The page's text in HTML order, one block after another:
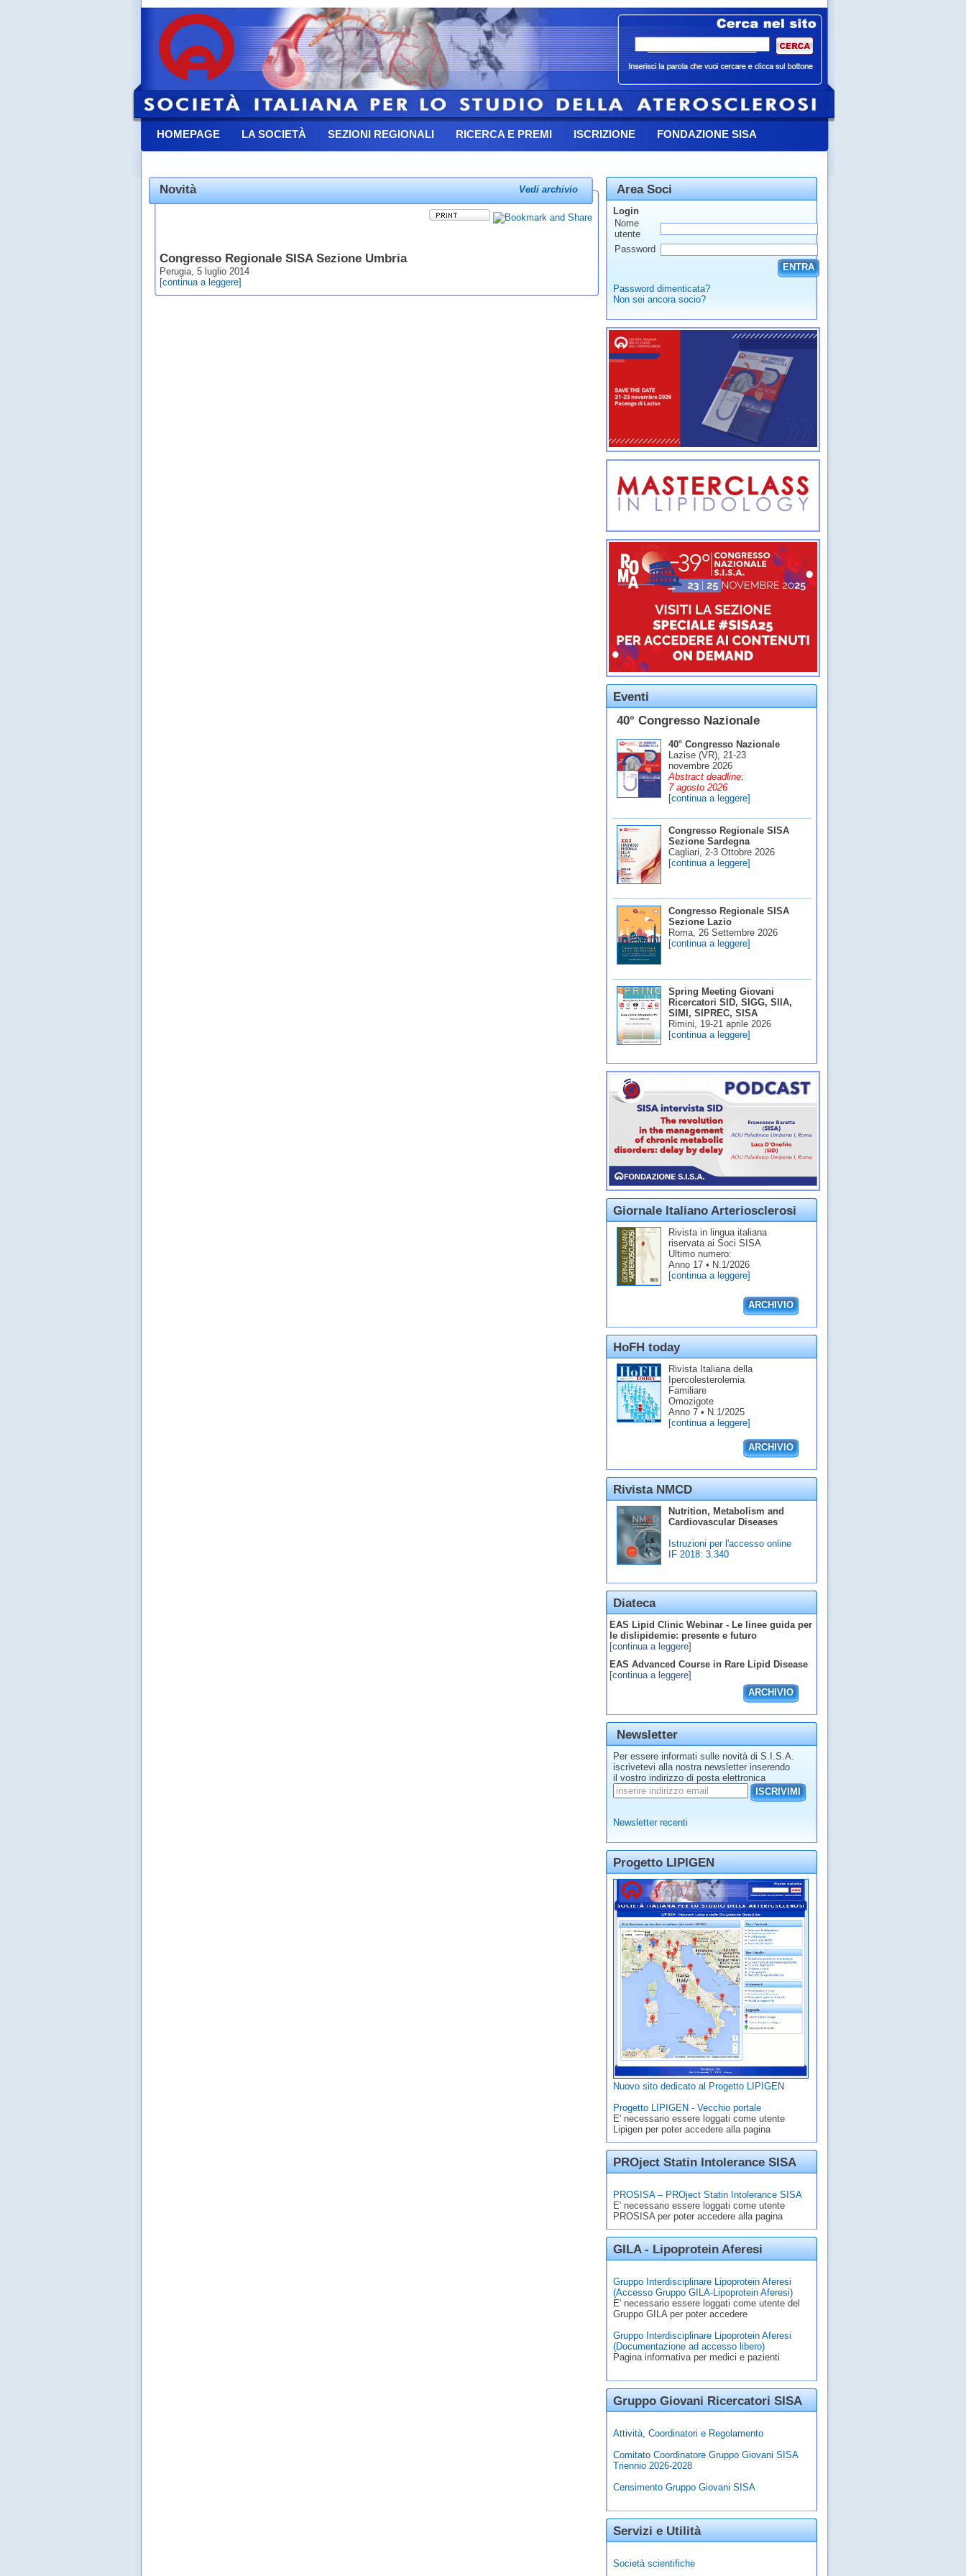
HOMEPAGE LA SOCIETÀ SEZIONI REGIONALI RICERCA E PREMI ISCRIZIONE FONDAZIONE SISA
Novità Vedi archivio
Congresso Regionale SISA Sezione Umbria
Perugia, 5 luglio 2014
[continua a leggere]
Area Soci
Login
Nome
utente
Password
ENTRA
Password dimenticata?
Non sei ancora socio?
Eventi
40° Congresso Nazionale
40° Congresso Nazionale
Lazise (VR), 21-23
novembre 2026
Abstract deadline:
7 agosto 2026
[continua a leggere]
Congresso Regionale SISA
Sezione Sardegna
Cagliari, 2-3 Ottobre 2026
[continua a leggere]
Congresso Regionale SISA
Sezione Lazio
Roma, 26 Settembre 2026
[continua a leggere]
Spring Meeting Giovani
Ricercatori SID, SIGG, SIIA,
SIMI, SIPREC, SISA
Rimini, 19-21 aprile 2026
[continua a leggere]
Giornale Italiano Arteriosclerosi
Rivista in lingua italiana
riservata ai Soci SISA
Ultimo numero:
Anno 17 • N.1/2026
[continua a leggere]
ARCHIVIO
HoFH today
Rivista Italiana della
Ipercolesterolemia
Familiare
Omozigote
Anno 7 • N.1/2025
[continua a leggere]
ARCHIVIO
Rivista NMCD
Nutrition, Metabolism and
Cardiovascular Diseases
Istruzioni per l'accesso online
IF 2018: 3.340
Diateca
EAS Lipid Clinic Webinar - Le linee guida per
le dislipidemie: presente e futuro
[continua a leggere]
EAS Advanced Course in Rare Lipid Disease
[continua a leggere]
ARCHIVIO
Newsletter
Per essere informati sulle novità di S.I.S.A.
iscrivetevi alla nostra newsletter inserendo
il vostro indirizzo di posta elettronica
ISCRIVIMI
Newsletter recenti
Progetto LIPIGEN
Nuovo sito dedicato al Progetto LIPIGEN
Progetto LIPIGEN - Vecchio portale
E' necessario essere loggati come utente
Lipigen per poter accedere alla pagina
PROject Statin Intolerance SISA
PROSISA – PROject Statin Intolerance SISA
E' necessario essere loggati come utente
PROSISA per poter accedere alla pagina
GILA - Lipoprotein Aferesi
Gruppo Interdisciplinare Lipoprotein Aferesi
(Accesso Gruppo GILA-Lipoprotein Aferesi)
E' necessario essere loggati come utente del
Gruppo GILA per poter accedere
Gruppo Interdisciplinare Lipoprotein Aferesi
(Documentazione ad accesso libero)
Pagina informativa per medici e pazienti
Gruppo Giovani Ricercatori SISA
Attività, Coordinatori e Regolamento
Comitato Coordinatore Gruppo Giovani SISA
Triennio 2026-2028
Censimento Gruppo Giovani SISA
Servizi e Utilità
Società scientifiche